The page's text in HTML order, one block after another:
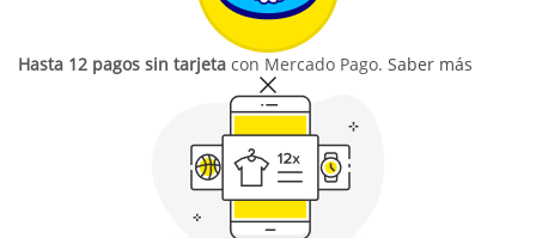
Hasta 12 pagos sin tarjeta con Mercado Pago. Saber más